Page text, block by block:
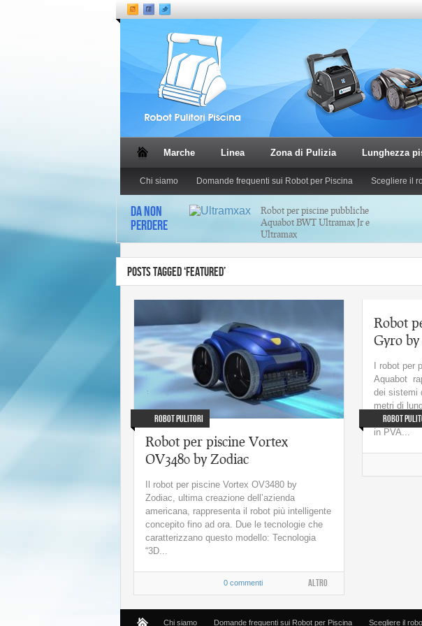
Marche Linea Zona di Pulizia Lunghezza
Chi siamo Domande frequenti sui Robot per Piscina Scegliere il
DA NON
PERDERE
Robot per piscine pubbliche
Aquabot BWT Ultramax Jr e
Ultramax
Robot per piscine serie NET Gyro
by Aquabot
POSTS TAGGED ‘FEATURED’
Robot Pulitori
Robot per piscine Vortex
OV3480 by Zodiac
Il robot per piscine Vortex OV3480 by
Zodiac, ultima creazione dell’azienda
americana, rappresenta il robot più intelligente
concepito fino ad ora. Due le tecnologie che
caratterizzano questo modello: Tecnologia
“3D...
0 commenti Altro
Robot
Robot
Gyro
I robot per
Aquabot
dei sistemi
metri di
NET5 e
in PVA...
Chi siamo Domande frequenti sui Robot per Piscina Scegliere il